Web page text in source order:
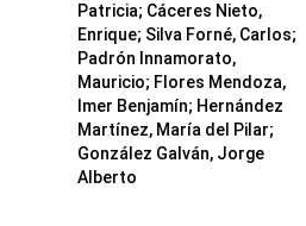
Patricia; Cáceres Nieto,
Enrique; Silva Forné, Carlos;
Padrón Innamorato,
Mauricio; Flores Mendoza,
Imer Benjamín; Hernández
Martínez, María del Pilar;
González Galván, Jorge
Alberto